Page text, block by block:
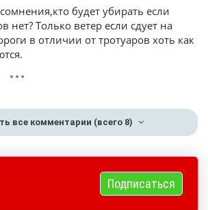
будет убирать если
нет? Только ветер если сдует на
в отличии от тротуаров хоть как
все комментарии (всего 8)
Подписаться